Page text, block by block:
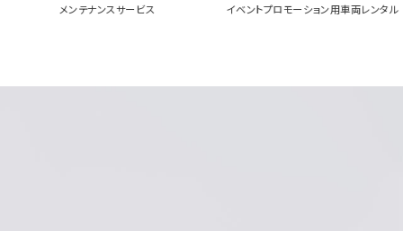
イベントプロモーション用車両レンタル 法人向けキャンピングカー販売